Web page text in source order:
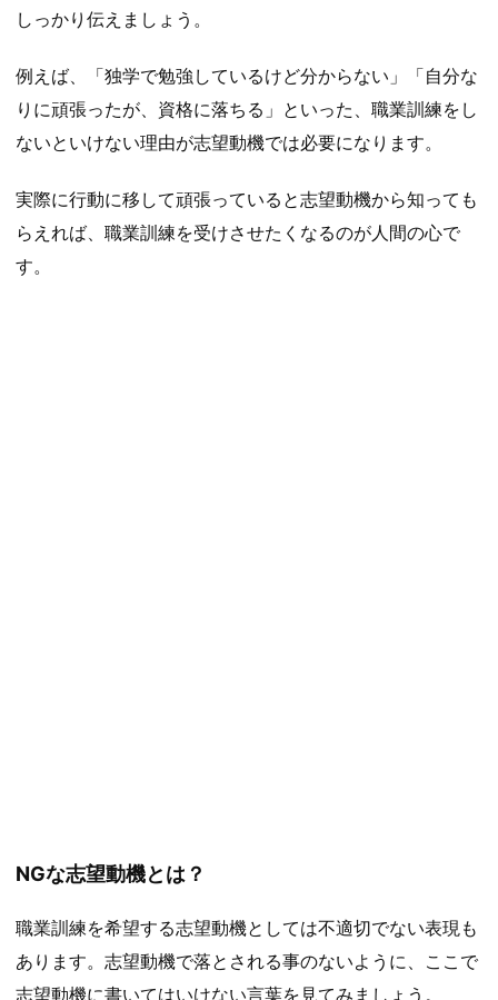
しっかり伝えましょう。
例えば、「独学で勉強しているけど分からない」「自分な
りに頑張ったが、資格に落ちる」といった、職業訓練をし
ないといけない理由が志望動機では必要になります。
実際に行動に移して頑張っていると志望動機から知っても
らえれば、職業訓練を受けさせたくなるのが人間の心で
す。
NGな志望動機とは？
職業訓練を希望する志望動機としては不適切でない表現も
あります。志望動機で落とされる事のないように、ここで
志望動機に書いてはいけない言葉を見てみましょう。